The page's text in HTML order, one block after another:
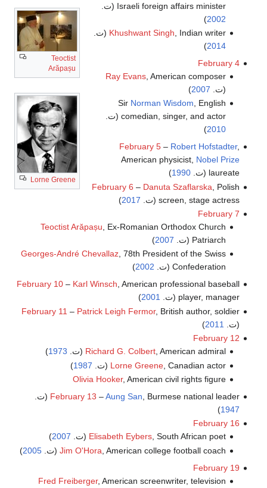
Teoctist
Arăpașu
Lorne Greene
Israeli foreign affairs minister (ت.
2002
)
Khushwant Singh , Indian writer (ت.
2014
)
February 4
Ray Evans , American composer
(ت. 2007
)
Sir Norman Wisdom, English
comedian, singer, and actor (ت.
2010
)
February 5– Robert Hofstadter,
American physicist, Nobel Prize
laureate (ت.
1990
)
February 6 – Danuta Szaflarska , Polish
screen, stage actress (ت.
2017
)
February 7
Teoctist Arăpașu , Ex-Romanian Orthodox Church
Patriarch (ت.
2007
)
Georges-André Chevallaz, 78th President of the Swiss
Confederation (ت.
2002
)
February 10– Karl Winsch, American professional baseball
player, manager (ت.
2001
)
February 11 – Patrick Leigh Fermor, British author, soldier
(ت.
2011
)
February 12
Richard G. Colbert, American admiral (ت. 1973
)
Lorne Greene , Canadian actor (ت. 1987
)
Olivia Hooker, American civil rights figure
February 13 –Aung San , Burmese national leader (ت.
1947
)
February 16
Elisabeth Eybers, South African poet (ت. 2007
)
Jim O'Hora , American college football coach (ت. 2005
)
February 19
Fred Freiberger, American screenwriter, television